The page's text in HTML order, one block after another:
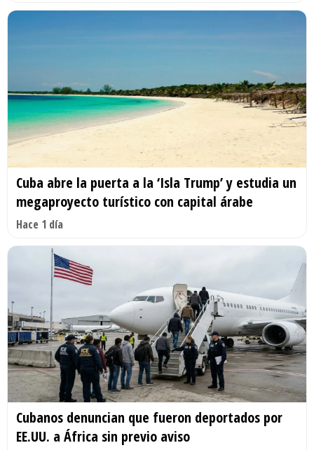
Cuba abre la puerta a la ‘Isla Trump’ y estudia un
megaproyecto turístico con capital árabe
Hace 1 día
Cubanos denuncian que fueron deportados por
EE.UU. a África sin previo aviso